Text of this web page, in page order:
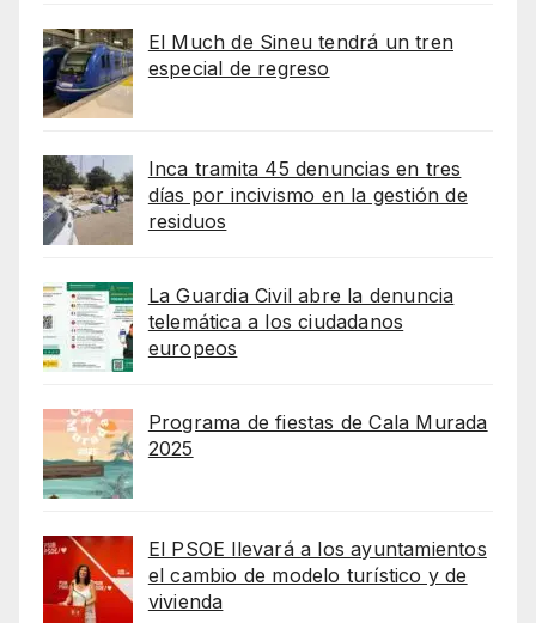
El Much de Sineu tendrá un tren
especial de regreso
Inca tramita 45 denuncias en tres
días por incivismo en la gestión de
residuos
La Guardia Civil abre la denuncia
telemática a los ciudadanos
europeos
Programa de fiestas de Cala Murada
2025
El PSOE llevará a los ayuntamientos
el cambio de modelo turístico y de
vivienda